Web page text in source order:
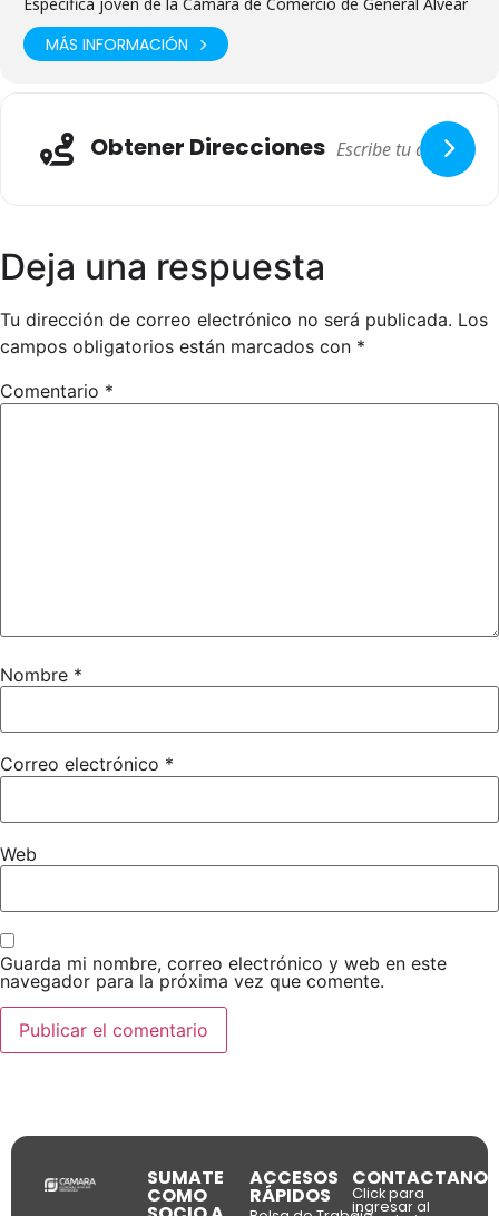
Especifica joven de la Cámara de Comercio de General Alvear
MÁS INFORMACIÓN
Obtener Direcciones
Deja una respuesta
Tu dirección de correo electrónico no será publicada. Los
campos obligatorios están marcados con *
Comentario *
Nombre *
Correo electrónico *
Web
Guarda mi nombre, correo electrónico y web en este
navegador para la próxima vez que comente.
SUMATE
COMO
ACCESOS
RÁPIDOS
CONTACTANOS
Click para
ingresar al